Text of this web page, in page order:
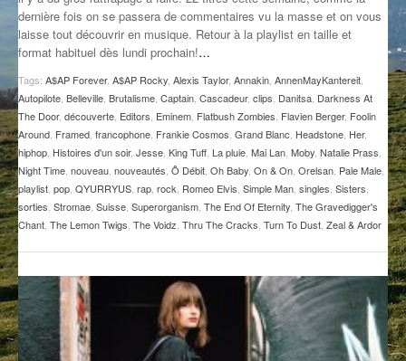
GROOVE N SUN
IL ÉTAIT UNE FOIS
L’ASTUCE DE LA PORTE EN BOIS
LA FABRIK POÉTIK
LA MINUTE LITTÉRAIRE
LA SOUTERRAINE
NOS ANCIENS
SONORIK
THEME FORCE
PLUS DE MIX
dernière fois on se passera de commentaires vu la masse et on vous
laisse tout découvrir en musique. Retour à la playlist en taille et
format habituel dès lundi prochain!…
Tags: A$AP Forever, A$AP Rocky Alexis Taylor, Annakin AnnenMayKantereit
Autopilote Belleville Brutalisme Captain Cascadeur, clips Danitsa Darkness At
The Door, découverte Editors Eminem Flatbush Zombies Flavien Berger, Foolin
Around Framed francophone Frankie Cosmos Grand Blanc Headstone Her,
hiphop Histoires d'un soir, Jesse King Tuff La pluie Mai Lan Moby Natalie Prass
Night Time nouveau nouveautés Ô Débit Oh Baby On & On Orelsan Pale Male
playlist pop QYURRYUS rap rock Romeo Elvis Simple Man singles Sisters
sorties Stromae Suisse Superorganism The End Of Eternity The Gravedigger's
Chant The Lemon Twigs The Voidz Thru The Cracks Turn To Dust Zeal & Ardor